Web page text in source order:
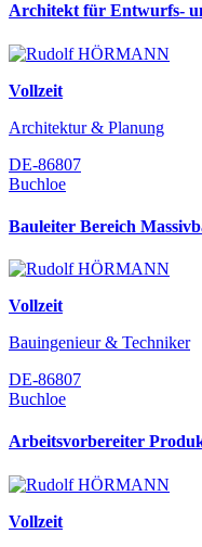
Architekt für Entwurfs-
Vollzeit
Architektur & Planung
DE-86807
Buchloe
Bauleiter Bereich
Vollzeit
Bauingenieur & Techniker
DE-86807
Buchloe
Arbeitsvorbereiter
Vollzeit